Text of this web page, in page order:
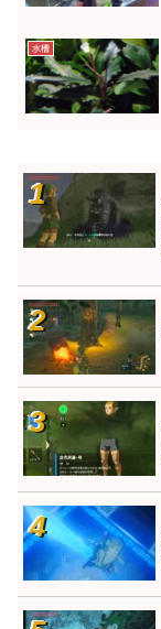
水槽